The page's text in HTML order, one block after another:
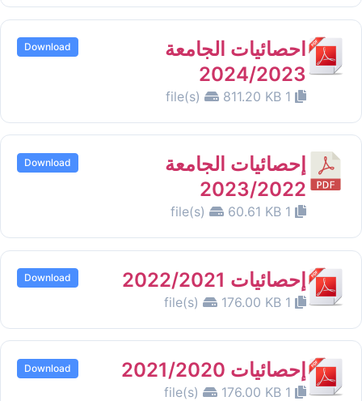
احصائيات الجامعة
2024/2023
811.20 KB
Download
إحصائيات الجامعة
2023/2022
60.61 KB
Download
إحصائيات 2022/2021
176.00 KB
Download
إحصائيات 2021/2020
176.00 KB
Download